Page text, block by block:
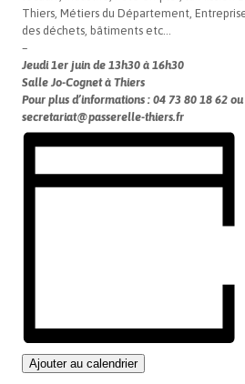
Thiers, Métiers du Département,
des déchets, bâtiments etc…
–
Jeudi 1er juin de 13h30 à 16h30
Salle Jo-Cognet à Thiers
Pour plus d’informations : 04 73 80 18 62 ou
secretariat@passerelle-thiers.fr
Ajouter au calendrier